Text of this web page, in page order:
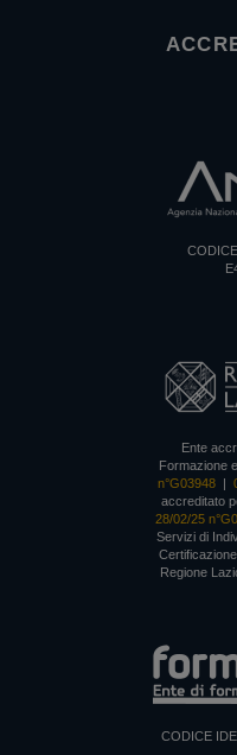
Ente
Formazione
n°G03948 |
accreditato
28/02/25
Servizi di
Regione
CODICE